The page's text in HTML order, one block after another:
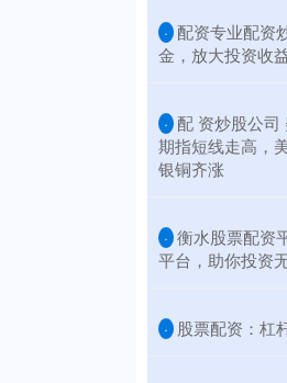
· 配资专业配资
金，放大投资收
· 配 资炒股公司
期指短线走高，
银铜齐涨
· 衡水股票配资
平台，助你投资
· 股票配资：杠